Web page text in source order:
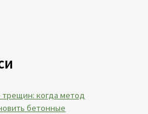
когда метод
бетонные